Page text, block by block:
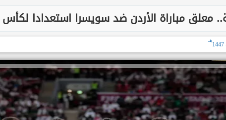
معلق مباراة الأردن ضد سويسرا استعدادا لكأس
هـ